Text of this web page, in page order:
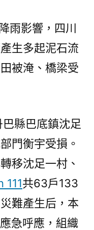
雨影響，四川
生多起泥石流
被淹、橋梁受
縣巴底鎮沈足
門衡宇受損。
移沈足一村、
111共63戶133
難產生后，本
急呼應，組織